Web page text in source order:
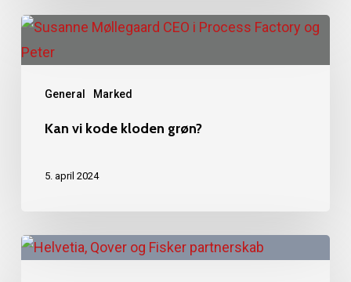
General Marked
Kan
vi
kloden
grøn?Kan vi kode kloden grøn?
5. april 2024
InsurTechs